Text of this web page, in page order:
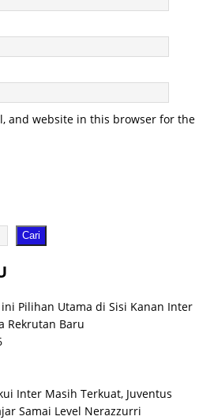
and website in this browser for the
Cari
Pilihan Utama di Sisi Kanan Inter
Rekrutan Baru
Inter Masih Terkuat, Juventus
Samai Level Nerazzurri